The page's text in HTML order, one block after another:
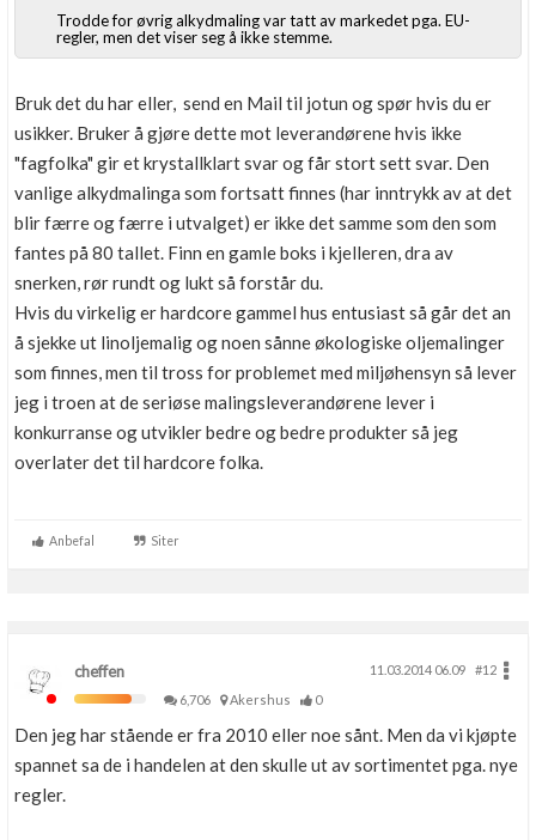
Boligmappa+
Trodde for øvrig alkydmaling var tatt av markedet pga. EU-
regler, men det viser seg å ikke stemme.
Bruk det du har eller, send en Mail til jotun og spør hvis du er
usikker. Bruker å gjøre dette mot leverandørene hvis ikke
"fagfolka" gir et krystallklart svar og får stort sett svar. Den
vanlige alkydmalinga som fortsatt finnes (har inntrykk av at det
blir færre og færre i utvalget) er ikke det samme som den som
fantes på 80 tallet. Finn en gamle boks i kjelleren, dra av
snerken, rør rundt og lukt så forstår du.
Hvis du virkelig er hardcore gammel hus entusiast så går det an
å sjekke ut linoljemalig og noen sånne økologiske oljemalinger
som finnes, men til tross for problemet med miljøhensyn så lever
jeg i troen at de seriøse malingsleverandørene lever i
konkurranse og utvikler bedre og bedre produkter så jeg
overlater det til hardcore folka.
Anbefal Siter
cheffen 11.03.2014 06.09
#12
6,706
Akershus 0
Den jeg har stående er fra 2010 eller noe sånt. Men da vi kjøpte
spannet sa de i handelen at den skulle ut av sortimentet pga. nye
regler.